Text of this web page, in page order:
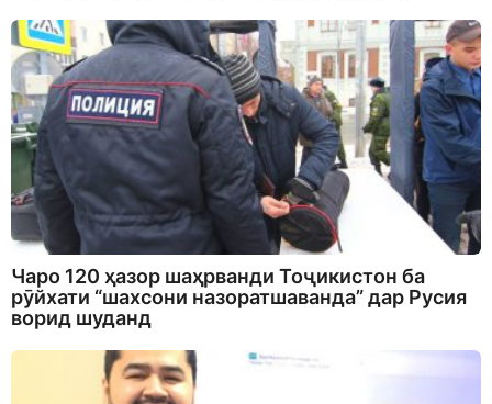
Чаро 120 ҳазор шаҳрванди Тоҷикистон ба
рӯйхати “шахсони назоратшаванда” дар Русия
ворид шуданд